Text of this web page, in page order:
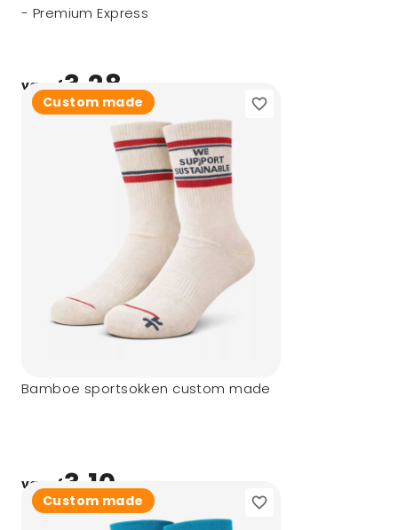
- Premium Express
vanaf3,28
Custom made
Bamboe sportsokken custom made
vanaf3,10
Custom made